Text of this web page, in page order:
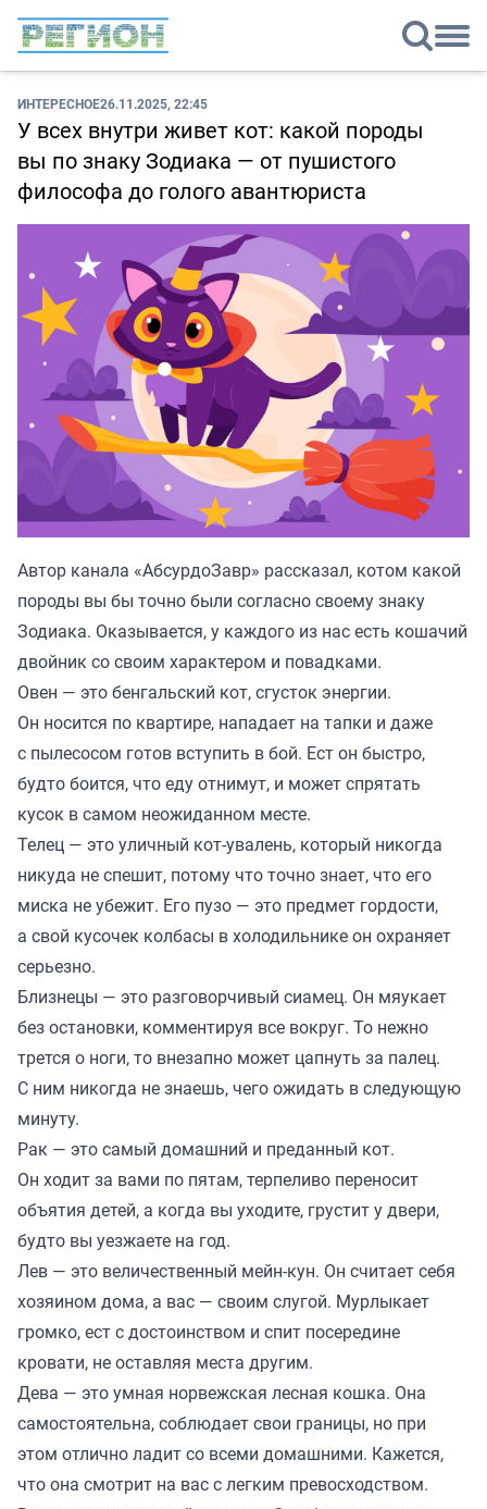
ИНТЕРЕСНОЕ26.11.2025, 22:45
У всех внутри живет кот: какой породы
вы по знаку Зодиака — от пушистого
философа до голого авантюриста
Автор канала «АбсурдоЗавр» рассказал, котом какой
породы вы бы точно были согласно своему знаку
Зодиака. Оказывается, у каждого из нас есть кошачий
двойник со своим характером и повадками.
Овен — это бенгальский кот, сгусток энергии.
Он носится по квартире, нападает на тапки и даже
с пылесосом готов вступить в бой. Ест он быстро,
будто боится, что еду отнимут, и может спрятать
кусок в самом неожиданном месте.
Телец — это уличный кот-увалень, который никогда
никуда не спешит, потому что точно знает, что его
миска не убежит. Его пузо — это предмет гордости,
а свой кусочек колбасы в холодильнике он охраняет
серьезно.
Близнецы — это разговорчивый сиамец. Он мяукает
без остановки, комментируя все вокруг. То нежно
трется о ноги, то внезапно может цапнуть за палец.
С ним никогда не знаешь, чего ожидать в следующую
минуту.
Рак — это самый домашний и преданный кот.
Он ходит за вами по пятам, терпеливо переносит
объятия детей, а когда вы уходите, грустит у двери,
будто вы уезжаете на год.
Лев — это величественный мейн-кун. Он считает себя
хозяином дома, а вас — своим слугой. Мурлыкает
громко, ест с достоинством и спит посередине
кровати, не оставляя места другим.
Дева — это умная норвежская лесная кошка. Она
самостоятельна, соблюдает свои границы, но при
этом отлично ладит со всеми домашними. Кажется,
что она смотрит на вас с легким превосходством.